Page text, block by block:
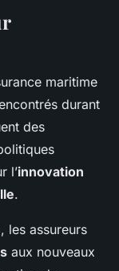
maritime
durant
des
l’innovation
.
, les assureurs
aux nouveaux